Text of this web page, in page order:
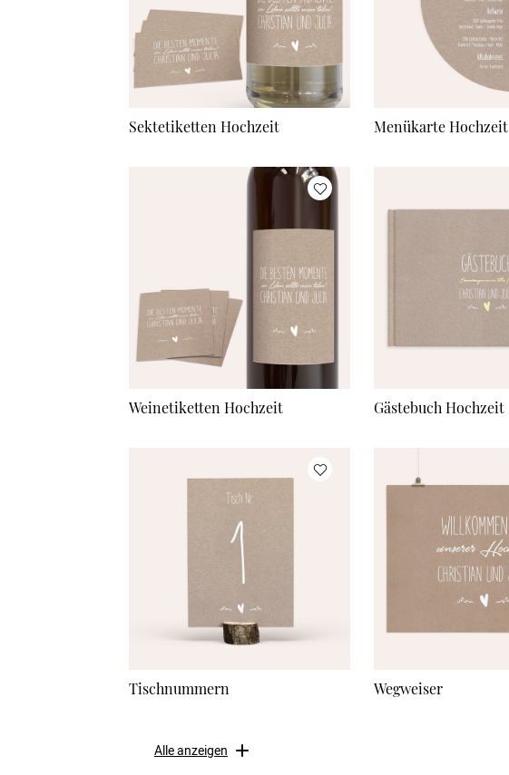
Sektetiketten Hochzeit Menükarte Hochzeit
Weinetiketten Hochzeit Gästebuch Hochzeit
Tischnummern Wegweiser
Alle anzeigen